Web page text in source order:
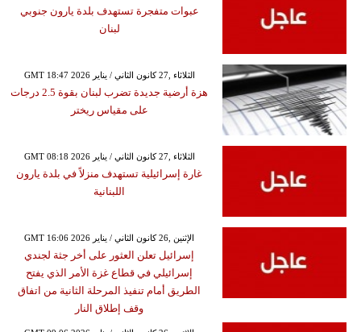
عبوات متفجرة تستهدف بلدة يارون جنوبي
لبنان
GMT 18:47 2026 الثلاثاء ,27 كانون الثاني / يناير
هزة أرضية جديدة تضرب لبنان بقوة 2.5 درجات
على مقياس ريختر
GMT 08:18 2026 الثلاثاء ,27 كانون الثاني / يناير
غارة إسرائيلية تستهدف منزلاً في بلدة يارون
اللبنانية
GMT 16:06 2026 الإثنين ,26 كانون الثاني / يناير
إسرائيل تعلن العثور على أخر جثة لجندي
إسرائيلي في قطاع غزة الأمر الذي يفتح
الطريق أمام تنفيذ المرحلة الثانية من اتفاق
وقف إطلاق النار